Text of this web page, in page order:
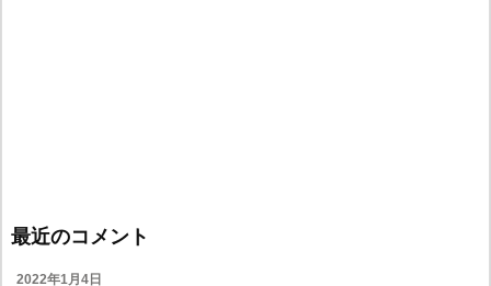
最近のコメント
2022年1月4日